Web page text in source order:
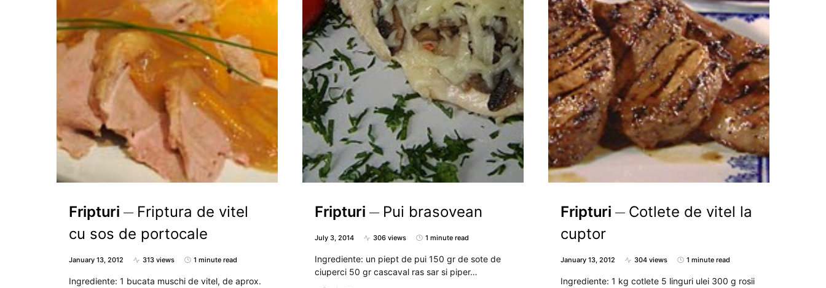
Fripturi
Friptura de vitel
cu sos de portocale
January 13, 2012 313 views 1 minute read
Ingrediente: 1 bucata muschi de vitel, de aprox.
Fripturi Pui brasovean
July 3, 2014 306 views 1 minute read
Ingrediente: un piept de pui 150 gr de sote de
ciuperci 50 gr cascaval ras sar si piper…
Fripturi
Cotlete de vitel la
cuptor
January 13, 2012 304 views 1 minute read
Ingrediente: 1 kg cotlete 5 linguri ulei 300 g rosii